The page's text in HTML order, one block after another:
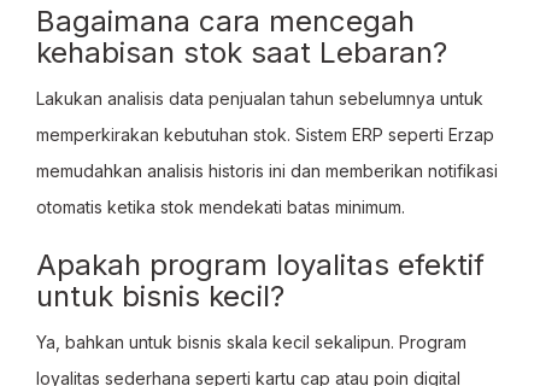
Bagaimana cara mencegah
kehabisan stok saat Lebaran?
Lakukan analisis data penjualan tahun sebelumnya untuk
memperkirakan kebutuhan stok. Sistem ERP seperti Erzap
memudahkan analisis historis ini dan memberikan notifikasi
otomatis ketika stok mendekati batas minimum.
Apakah program loyalitas efektif
untuk bisnis kecil?
Ya, bahkan untuk bisnis skala kecil sekalipun. Program
loyalitas sederhana seperti kartu cap atau poin digital